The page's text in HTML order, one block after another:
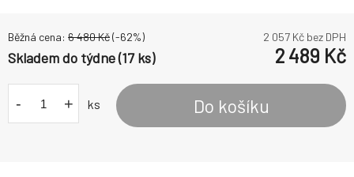
Běžná cena: 6 480Kč(-62%) 2 057 Kč bez DPH
Skladem do týdne (17 ks) 2 489 Kč
- + ks Do košíku